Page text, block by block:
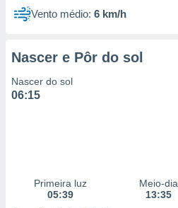
Vento médio: 6 km/h
Nascer e Pôr do sol
Nascer do sol
06:15
Primeira luz
05:39
Meio-dia
13:35